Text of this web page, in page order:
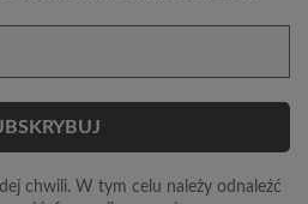
chwili. W tym celu należy odnaleźć